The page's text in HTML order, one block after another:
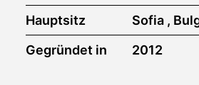
Hauptsitz
Sofia ,
Gegründet in
2012